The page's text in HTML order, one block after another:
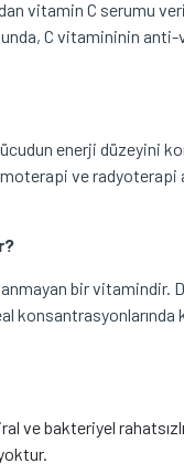
vitamin C serumu
C vitamininin
enerji düzeyini
ve
bir vitamindir.
konsantrasyonlarında
ve bakteriyel